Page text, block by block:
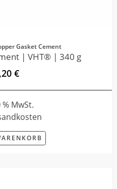
Gasket Cement
| VHT® | 340 g
€
MwSt.